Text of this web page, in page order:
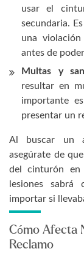
usar el
secundaria.
una
antes de
Multas y
resultar en
importante
presentar un
Al buscar un
asegúrate de
del cinturón en
lesiones
importar si
Cómo Afecta
Reclamo